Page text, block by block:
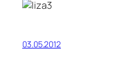
03.05.2012